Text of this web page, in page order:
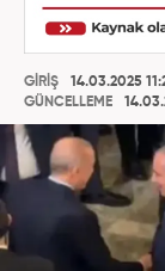
GİRİŞ
14.03.2025
GÜNCELLEME